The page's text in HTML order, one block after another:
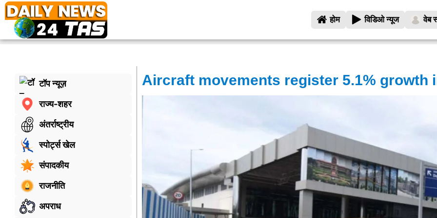
होम विडिओ न्यूज वेब
टॉप न्यूज़
राज्य-शहर
अंतर्राष्ट्रीय
स्पोर्ट्स खेल
संपादकीय
राजनीति
अपराध
Aircraft movements register 5.1% growth